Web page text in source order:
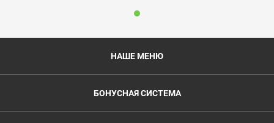
НАШЕ МЕНЮ
БОНУСНАЯ СИСТЕМА